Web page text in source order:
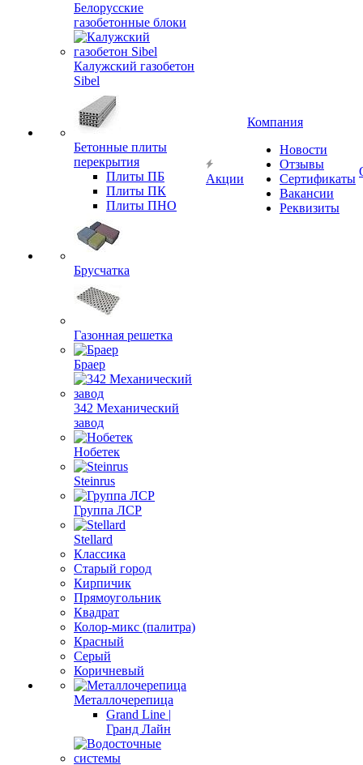
Белорусские
газобетонные блоки
Калужский газобетон
Sibel
Бетонные плиты
перекрытия
Плиты ПБ
Плиты ПК
Плиты ПНО
Брусчатка
Газонная решетка
Браер
342 Механический
завод
Нобетек
Steinrus
Группа ЛСР
Stellard
Классика
Старый город
Кирпичик
Прямоугольник
Квадрат
Колор-микс (палитра)
Красный
Серый
Коричневый
Металлочерепица
Grand Line |
Гранд Лайн
Акции
Компания
Новости
Отзывы
Сертификаты
Вакансии
Реквизиты